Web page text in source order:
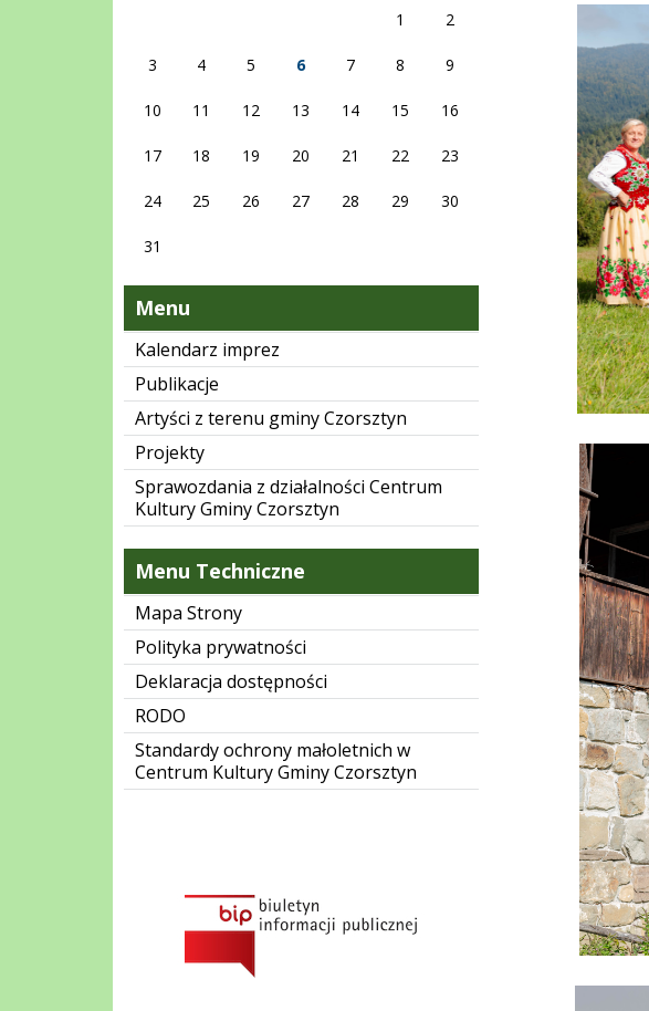
1 2
3 4 5 6 7 8 9
10 11 12 13 14 15 16
17 18 19 20 21 22 23
24 25 26 27 28 29 30
31
Menu
Kalendarz imprez
Publikacje
Artyści z terenu gminy Czorsztyn
Projekty
Sprawozdania z działalności Centrum
Kultury Gminy Czorsztyn
Menu Techniczne
Mapa Strony
Polityka prywatności
Deklaracja dostępności
RODO
Standardy ochrony małoletnich w
Centrum Kultury Gminy Czorsztyn